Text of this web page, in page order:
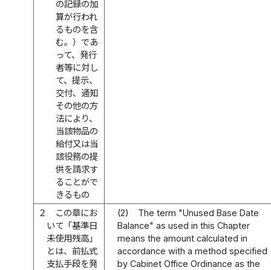
の記録の加
算が行われ
るものを含
む。）であ
って、発行
者等に対し
て、提示、
交付、通知
その他の方
法により、
当該物品の
給付又は当
該役務の提
供を請求す
ることがで
きるもの
２
この章にお
いて「基準日
未使用残高」
とは、前払式
支払手段を発
(2)
The term "Unused Base Date
Balance" as used in this Chapter
means the amount calculated in
accordance with a method specified
by Cabinet Office Ordinance as the